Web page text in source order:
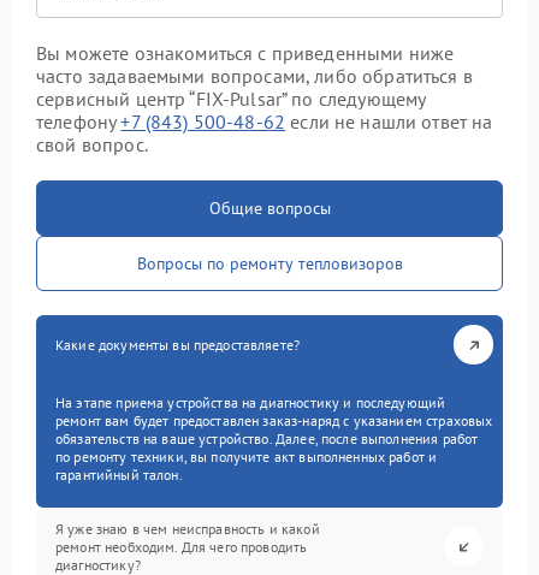
Вы можете ознакомиться с приведенными ниже
часто задаваемыми вопросами, либо обратиться в
сервисный центр “FIX-Pulsar” по следующему
телефону+7 (843) 500-48-62 если не нашли ответ на
свой вопрос.
Общие вопросы
Вопросы по ремонту тепловизоров
Какие документы вы предоставляете?
На этапе приема устройства на диагностику и последующий
ремонт вам будет предоставлен заказ-наряд с указанием страховых
обязательств на ваше устройство. Далее, после выполнения работ
по ремонту техники, вы получите акт выполненных работ и
гарантийный талон.
Я уже знаю в чем неисправность и какой
ремонт необходим. Для чего проводить
диагностику?